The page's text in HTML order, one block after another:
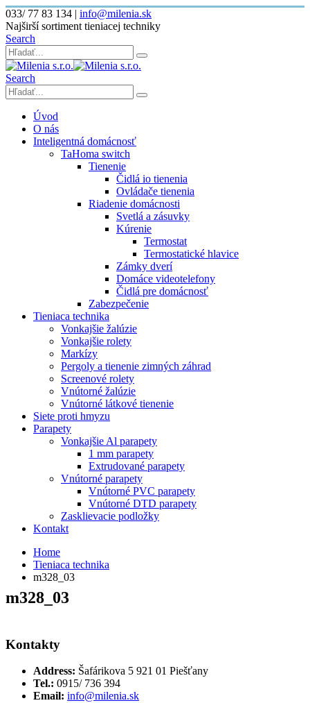
033/ 77 83 134 | info@milenia.sk
Najširší sortiment tieniacej techniky
Search
Search
Úvod
O nás
Inteligentná domácnosť
TaHoma switch
Tienenie
Čidlá io tienenia
Ovládače tienenia
Riadenie domácnosti
Svetlá a zásuvky
Kúrenie
Termostat
Termostatické hlavice
Zámky dverí
Domáce videotelefony
Čidlá pre domácnosť
Zabezpečenie
Tieniaca technika
Vonkajšie žalúzie
Vonkajšie rolety
Markízy
Pergoly a tienenie zimných záhrad
Screenové rolety
Vnútorné žalúzie
Vnútorné látkové tienenie
Siete proti hmyzu
Parapety
Vonkajšie Al parapety
1 mm parapety
Extrudované parapety
Vnútorné parapety
Vnútorné PVC parapety
Vnútorné DTD parapety
Zasklievacie podložky
Kontakt
Home
Tieniaca technika
m328_03
m328_03
Kontakty
Address: Šafárikova 5 921 01 Piešťany
Tel.: 0915/ 736 394
Email: info@milenia.sk